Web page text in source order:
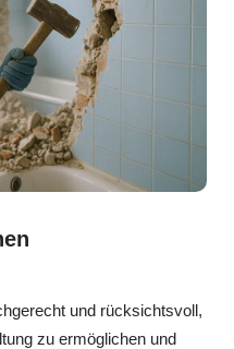
und rücksichtsvoll,
zu ermöglichen und